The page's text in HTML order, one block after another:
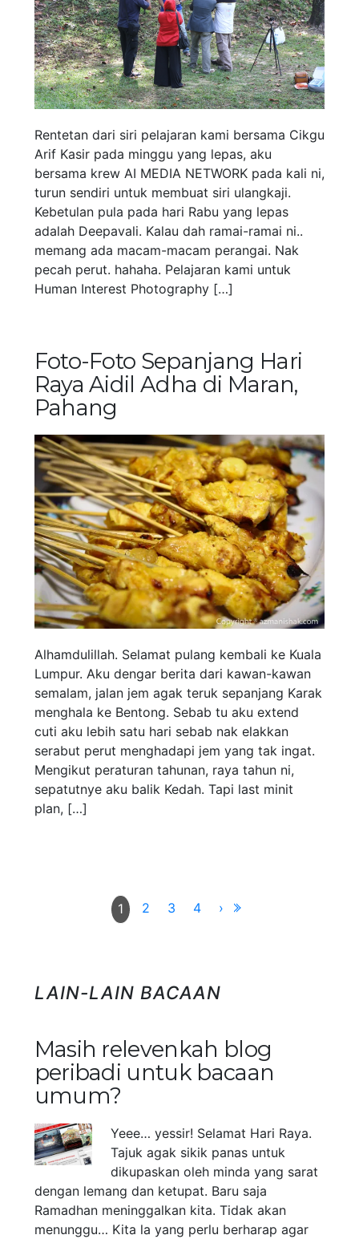
Rentetan dari siri pelajaran kami bersama Cikgu
Arif Kasir pada minggu yang lepas, aku
bersama krew AI MEDIA NETWORK pada kali ni,
turun sendiri untuk membuat siri ulangkaji.
Kebetulan pula pada hari Rabu yang lepas
adalah Deepavali. Kalau dah ramai-ramai ni..
memang ada macam-macam perangai. Nak
pecah perut. hahaha. Pelajaran kami untuk
Human Interest Photography […]
Foto-Foto Sepanjang Hari
Raya Aidil Adha di Maran,
Pahang
Alhamdulillah. Selamat pulang kembali ke Kuala
Lumpur. Aku dengar berita dari kawan-kawan
semalam, jalan jem agak teruk sepanjang Karak
menghala ke Bentong. Sebab tu aku extend
cuti aku lebih satu hari sebab nak elakkan
serabut perut menghadapi jem yang tak ingat.
Mengikut peraturan tahunan, raya tahun ni,
sepatutnye aku balik Kedah. Tapi last minit
plan, […]
1 2 3 4 ›
LAIN-LAIN BACAAN
Masih relevenkah blog
peribadi untuk bacaan
umum?
Yeee… yessir! Selamat Hari Raya.
Tajuk agak sikik panas untuk
dikupaskan oleh minda yang sarat
dengan lemang dan ketupat. Baru saja
Ramadhan meninggalkan kita. Tidak akan
menunggu… Kita la yang perlu berharap agar